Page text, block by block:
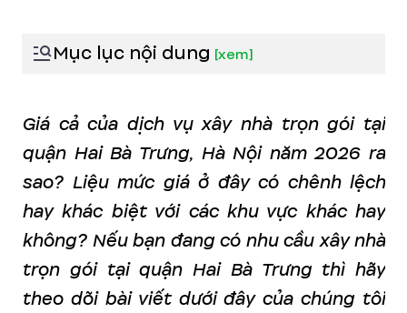
Mục lục nội dung [xem]
Giá cả của dịch vụ xây nhà trọn gói tại
quận Hai Bà Trưng, Hà Nội năm 2026 ra
sao? Liệu mức giá ở đây có chênh lệch
hay khác biệt với các khu vực khác hay
không? Nếu bạn đang có nhu cầu xây nhà
trọn gói tại quận Hai Bà Trưng thì hãy
theo dõi bài viết dưới đây của chúng tôi